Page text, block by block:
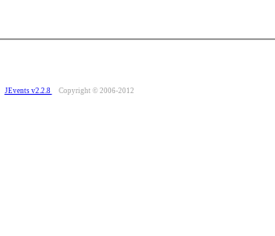
JEvents v2.2.8 Copyright © 2006-2012